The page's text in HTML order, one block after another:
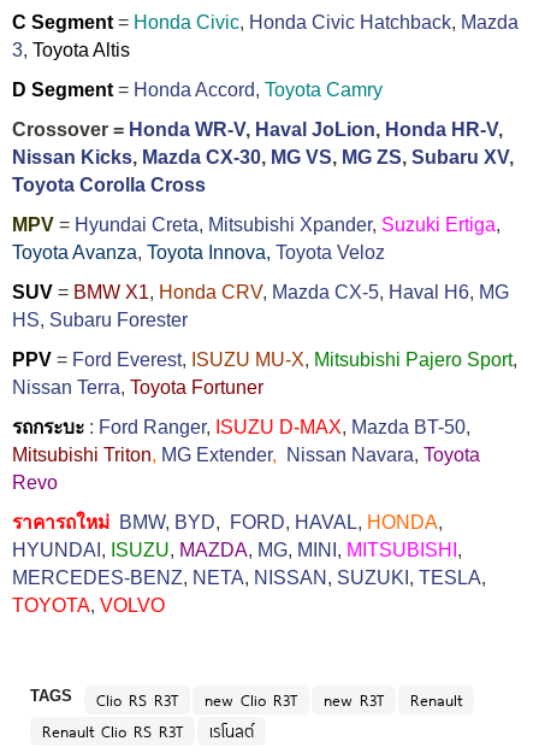
C Segment = Honda Civic, Honda Civic Hatchback, Mazda
3, Toyota Altis
D Segment = Honda Accord, Toyota Camry
Crossover = Honda WR-V, Haval JoLion, Honda HR-V,
Nissan Kicks, Mazda CX-30, MG VS, MG ZS, Subaru XV,
Toyota Corolla Cross
MPV = Hyundai Creta, Mitsubishi Xpander, Suzuki Ertiga,
Toyota Avanza, Toyota Innova, Toyota Veloz
SUV = BMW X1, Honda CRV, Mazda CX-5, Haval H6, MG
HS, Subaru Forester
PPV = Ford Everest, ISUZU MU-X, Mitsubishi Pajero Sport,
Nissan Terra, Toyota Fortuner
รถกระบะ : Ford Ranger, ISUZU D-MAX, Mazda BT-50,
Mitsubishi Triton, MG Extender, Nissan Navara, Toyota
Revo
ราคารถใหม่ BMW, BYD, FORD, HAVAL, HONDA,
HYUNDAI , ISUZU, MAZDA, MG, MINI , MITSUBISHI ,
MERCEDES-BENZ, NETA, NISSAN , SUZUKI , TESLA,
TOYOTA, VOLVO
TAGS Clio RS R3T new Clio R3T new R3T
Renault
Renault Clio RS R3T
เรโนลต์